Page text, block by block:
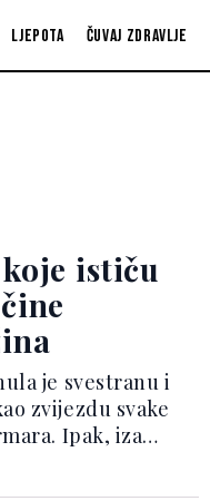
Ljepota Čuvaj zdravlje
ističu
je svestranu i
zvijezdu svake
Ipak, iza
od jutra do